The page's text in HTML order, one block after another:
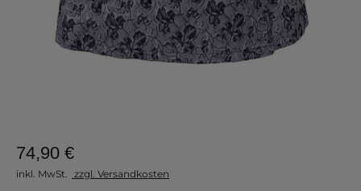
74,90 €
inkl. MwSt. zzgl. Versandkosten